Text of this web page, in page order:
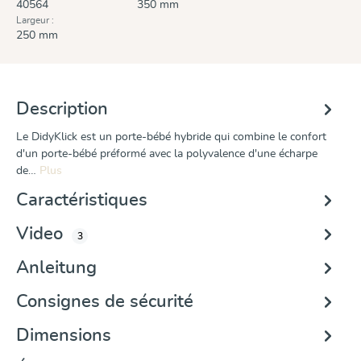
40564 350 mm
Largeur :
250 mm
Description
Le DidyKlick est un porte-bébé hybride qui combine le confort
d'un porte-bébé préformé avec la polyvalence d'une écharpe
de… Plus
Caractéristiques
Video
3
Anleitung
Consignes de sécurité
Dimensions